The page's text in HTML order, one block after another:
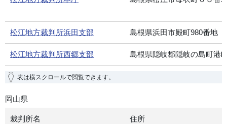
松江地方裁判所浜田支部 島根県浜田市殿町980番地
松江地方裁判所西郷支部 島根県隠岐郡隠岐の島町港
表は横スクロールで閲覧できます。
岡山県
裁判所名 住所